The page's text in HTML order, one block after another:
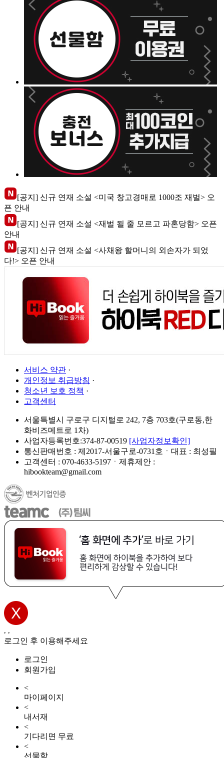
[공지] 신규 연재 소설 <미국 창고경매로 1000조 재벌> 오
픈 안내
[공지] 신규 연재 소설 <재벌 될 줄 모르고 파혼당함> 오픈
안내
[공지] 신규 연재 소설 <사채왕 할머니의 외손자가 되었
다!> 오픈 안내
서비스 약관 ·
개인정보 취급방침 ·
청소년 보호 정책 ·
고객센터
서울특별시 구로구 디지털로 242, 7층 703호(구로동,한
화비즈메트로 1차)
사업자등록번호:374-87-00519 [사업자정보확인]
통신판매번호 : 제2017-서울구로-0731호ㆍ대표 : 최성필
고객센터 : 070-4633-5197ㆍ제휴제안 :
hibookteam@gmail.com
로그인 후 이용해주세요
로그인
회원가입
<
마이페이지
<
내서재
<
기다리면 무료
<
선물함